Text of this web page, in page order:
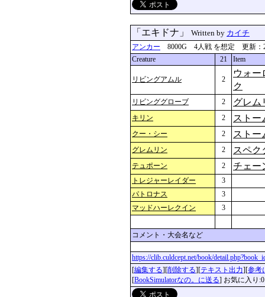
「エキドナ」 Written by カイチ
アンカー 8000G 4人戦 を想定 更新：
Creature
21 Item
リビングアムル 2
ウォー
ク
リビンググローブ 2 グレム
キリン 2 ストー
クー・シー 2 ストー
グレムリン 2 スペク
テュポーン 2 チェー
トレジャーレイダー
3
パトロナス
3
マッドハーレクイン
3
コメント・大会名など
https://clib.culdcept.net/book/
[編集する][削除する][テキスト出力][参考
[BookSimulatorなの。に送る] お気に入り:0